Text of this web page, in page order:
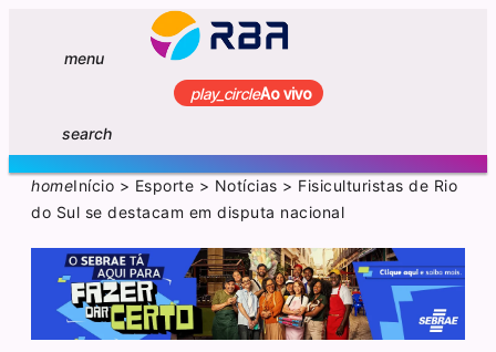
menu
play_circleAo vivo
search
homeInício > Esporte > Notícias > Fisiculturistas de Rio
do Sul se destacam em disputa nacional